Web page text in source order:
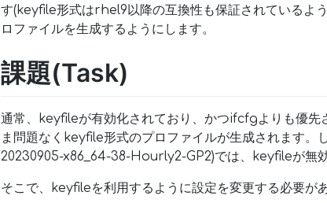
す(keyfile形式はrhel9以降の互換性も保証されているよ
ロファイルを生成するようにします。
課題(Task)
通常、keyfileが有効化されており、かつifcfgよりも優先
ま問題なくkeyfile形式のプロファイルが生成されます
20230905-x86_64-38-Hourly2-GP2)では、keyfileが無効
そこで、keyfileを利用するように設定を変更する必要があ